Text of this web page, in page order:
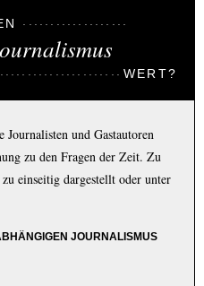
WERT?
Journalisten und Gastautoren
zu den Fragen der Zeit. Zu
einseitig dargestellt oder unter
JOURNALISMUS